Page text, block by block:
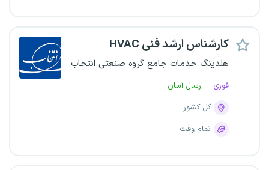
کارشناس ارشد فنی HVAC
هلدینگ خدمات جامع گروه صنعتی انتخاب
فوری
ارسال آسان
کل کشور
تمام وقت